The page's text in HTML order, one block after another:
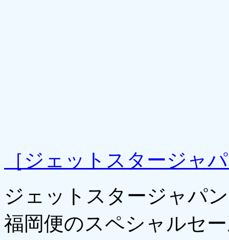
［ジェットスタージャ
ジェットスタージャパ
福岡便のスペシャルセ